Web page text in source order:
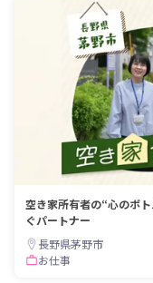
空き家所有者の“心のボ
ぐパートナー
長野県茅野市
お仕事